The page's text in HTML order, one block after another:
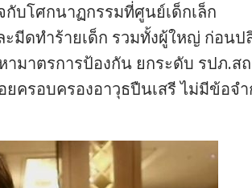
บโศกนาฏกรรมที่ศูนย์เด็กเล็ก
มีดทำร้ายเด็ก รวมทั้งผู้ใหญ่ ก่อนป
มาตรการป้องกัน ยกระดับ รปภ.ส
ครอบครองอาวุธปืนเสรี ไม่มีข้อจ